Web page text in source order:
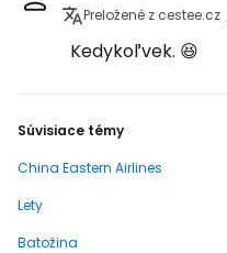
Preložené z cestee.cz
Kedykoľvek. 😆
Súvisiace témy
China Eastern Airlines
Lety
Batožina